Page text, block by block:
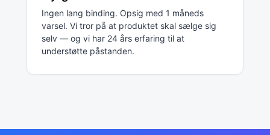
Ingen lang binding. Opsig med 1 måneds
varsel. Vi tror på at produktet skal sælge sig
selv — og vi har 24 års erfaring til at
understøtte påstanden.